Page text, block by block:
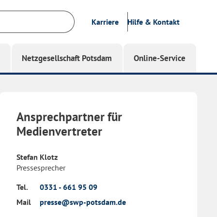
Karriere Hilfe & Kontakt
Netzgesellschaft Potsdam Online-Service
Ansprechpartner für
Medienvertreter
Stefan Klotz
Pressesprecher
Tel.
0331 - 661 95 09
Mail
presse@swp-potsdam.de